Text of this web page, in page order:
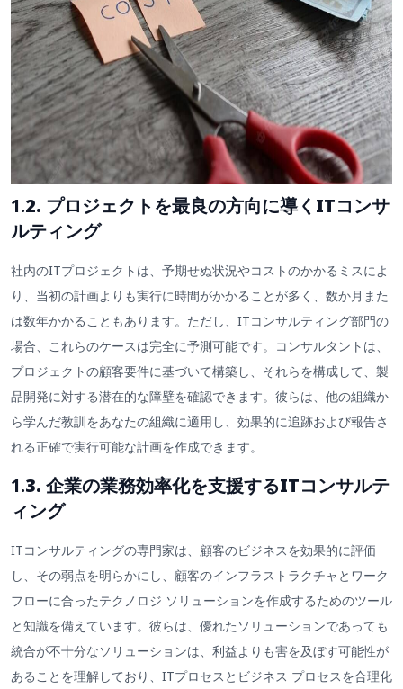
1.2. プロジェクトを最良の方向に導くITコンサ
ルティング
社内のITプロジェクトは、予期せぬ状況やコストのかかるミスによ
り、当初の計画よりも実行に時間がかかることが多く、数か月また
は数年かかることもあります。ただし、ITコンサルティング部門の
場合、これらのケースは完全に予測可能です。コンサルタントは、
プロジェクトの顧客要件に基づいて構築し、それらを構成して、製
品開発に対する潜在的な障壁を確認できます。彼らは、他の組織か
ら学んだ教訓をあなたの組織に適用し、効果的に追跡および報告さ
れる正確で実行可能な計画を作成できます。
1.3. 企業の業務効率化を支援するITコンサルテ
ィング
ITコンサルティングの専門家は、顧客のビジネスを効果的に評価
し、その弱点を明らかにし、顧客のインフラストラクチャとワーク
フローに合ったテクノロジ ソリューションを作成するためのツール
と知識を備えています。彼らは、優れたソリューションであっても
統合が不十分なソリューションは、利益よりも害を及ぼす可能性が
あることを理解しており、ITプロセスとビジネス プロセスを合理化